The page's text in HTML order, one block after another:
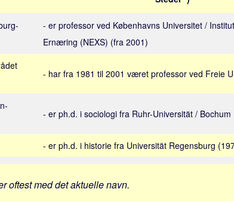
- er professor ved Københavns Universitet /
Ernæring (NEXS) (fra 2001)
- har fra 1981 til 2001 været professor ved Freie
- er ph.d. i sociologi fra Ruhr-Universität / Bochum
- er ph.d. i historie fra Universität Regensburg
oftest med det aktuelle navn.